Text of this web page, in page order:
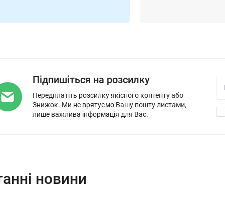
Підпишіться на розсилку
Передплатіть розсилку якісного контенту або
Знижок. Ми не врятуємо Вашу пошту листами,
лише важлива інформація для Вас.
новини